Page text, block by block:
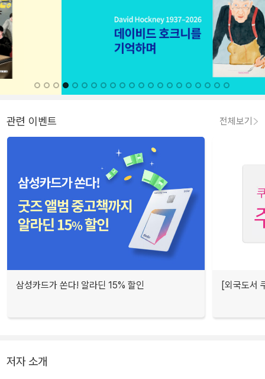
관련 이벤트 전체보기
삼성카드가 쏜다! 알라딘 15% 할인 [외국도서
저자 소개